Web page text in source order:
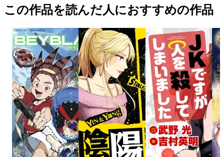
この作品を読んだ人におすすめの作品